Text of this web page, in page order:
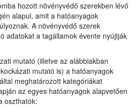
hozott növényvédő szerekben lévő
alapul, amit a hatóanyagok
A növényvédő szerek
adatokat a tagállamok évente nyújtják
mutató (illetve az alábbiakban
mutató is) a hatóanyagok
meghatározott kategóriákat
az egyes hatóanyagok alapvetően
oszthatók: